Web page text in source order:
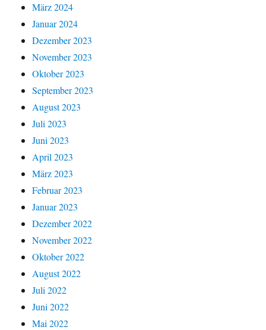
März 2024
Januar 2024
Dezember 2023
November 2023
Oktober 2023
September 2023
August 2023
Juli 2023
Juni 2023
April 2023
März 2023
Februar 2023
Januar 2023
Dezember 2022
November 2022
Oktober 2022
August 2022
Juli 2022
Juni 2022
Mai 2022